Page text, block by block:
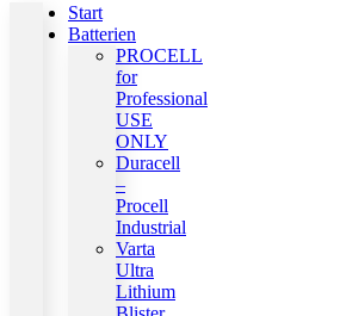
Start
Batterien
PROCELL
for
Professional
USE
ONLY
Duracell
–
Procell
Industrial
Varta
Ultra
Lithium